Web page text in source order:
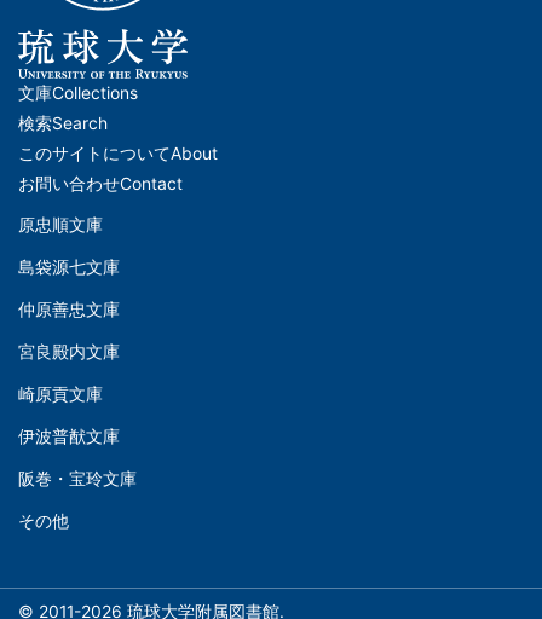
メ
イ
ン
ナ
ビ
ー
シ
ョ
ン
ッ
タ
文庫Collections
検索Search
このサイトについてAbout
お問い合わせContact
文
(Left)
原忠順文庫
島袋源七文庫
仲原善忠文庫
文
(Middle)
宮良殿内文庫
崎原貢文庫
伊波普猷文庫
文
庫
阪巻・宝玲文庫
その他
© 2011-2026 琉球大学附属図書館.